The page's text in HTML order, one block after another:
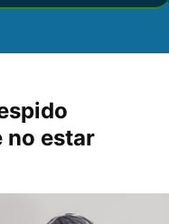
no estar